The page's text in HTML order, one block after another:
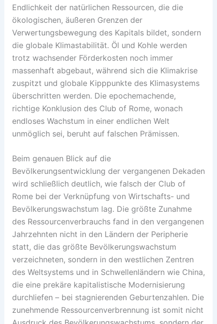
Endlichkeit der natürlichen Ressourcen, die die
ökologischen, äußeren Grenzen der
Verwertungsbewegung des Kapitals bildet, sondern
die globale Klimastabilität. Öl und Kohle werden
trotz wachsender Förderkosten noch immer
massenhaft abgebaut, während sich die Klimakrise
zuspitzt und globale Kipppunkte des Klimasystems
überschritten werden. Die epochemachende,
richtige Konklusion des Club of Rome, wonach
endloses Wachstum in einer endlichen Welt
unmöglich sei, beruht auf falschen Prämissen.
Beim genauen Blick auf die
Bevölkerungsentwicklung der vergangenen Dekaden
wird schließlich deutlich, wie falsch der Club of
Rome bei der Verknüpfung von Wirtschafts- und
Bevölkerungswachstum lag. Die größte Zunahme
des Ressourcenverbrauchs fand in den vergangenen
Jahrzehnten nicht in den Ländern der Peripherie
statt, die das größte Bevölkerungswachstum
verzeichneten, sondern in den westlichen Zentren
des Weltsystems und in Schwellenländern wie China,
die eine prekäre kapitalistische Modernisierung
durchliefen – bei stagnierenden Geburtenzahlen. Die
zunehmende Ressourcenverbrennung ist somit nicht